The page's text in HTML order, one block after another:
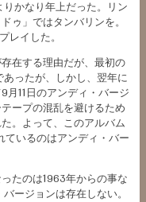
かなり年上だった。リン
ゥ」ではタンバリンを。
レイした。
在する理由だが、最初の
ったが、しかし、翌年に
月11日のアンディ・バージ
ープの混乱を避けるため
。よって、このアルバム
ているのはアンディ・バー
たのは1963年からの事な
ージョンは存在しない。